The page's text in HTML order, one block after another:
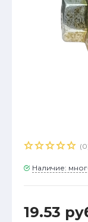
Наличие:
19.53